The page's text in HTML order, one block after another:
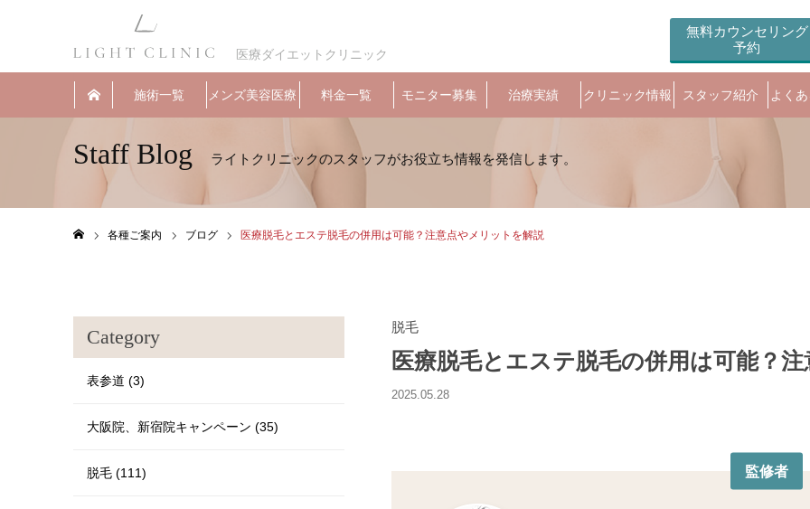
医療ダイエットクリニック
無料カウンセリング
予約
施術一覧 メンズ美容医療 料金一覧 モニター募集 治療実績 クリニック情報 スタッフ紹介 よく
Staff Blog
各種ご案内 ブログ 医療脱毛とエステ脱毛の併用は可能？注意点やメリットを解説
脱毛
医療脱毛とエステ脱毛の併用は可能？
2025.05.28
監修者
Category
表参道 (3)
大阪院、新宿院キャンペーン (35)
脱毛 (111)